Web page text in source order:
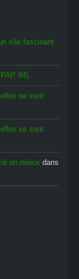
rôle fascinant
#4)
se sont
se sont
en mieux dans